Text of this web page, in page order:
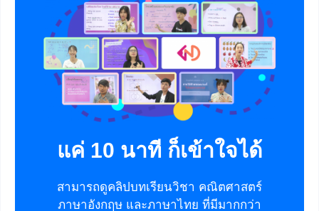
แค่ 10 นาที ก็เข้าใจได้
สามารถดูคลิปบทเรียนวิชา คณิตศาสตร์
ภาษาอังกฤษ และภาษาไทย ที่มีมากกว่า